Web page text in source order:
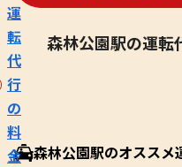
運
転
代
行
の
料
金
森林公園駅の運転
森林公園駅のオススメ